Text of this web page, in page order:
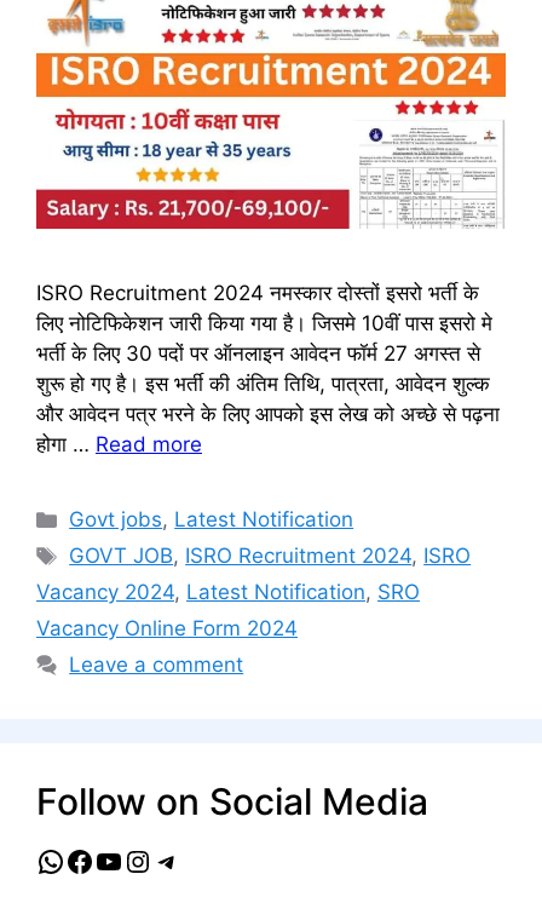
ISRO Recruitment 2024 नमस्कार दोस्तों इसरो भर्ती के
लिए नोटिफिकेशन जारी किया गया है। जिसमे 10वीं पास इसरो मे
भर्ती के लिए 30 पदों पर ऑनलाइन आवेदन फॉर्म 27 अगस्त से
शुरू हो गए है। इस भर्ती की अंतिम तिथि, पात्रता, आवेदन शुल्क
और आवेदन पत्र भरने के लिए आपको इस लेख को अच्छे से पढ़ना
होगा … Read more
Categories
Govt jobs, Latest Notification
Tags
GOVT JOB, ISRO Recruitment 2024, ISRO
Vacancy 2024, Latest Notification, SRO
Vacancy Online Form 2024
Leave a comment
Follow on Social Media
WhatsApp
Facebook
YouTube
Instagram
Telegram